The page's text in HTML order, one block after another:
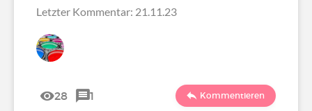
Letzter Kommentar: 21.11.23
28 1 Kommentieren